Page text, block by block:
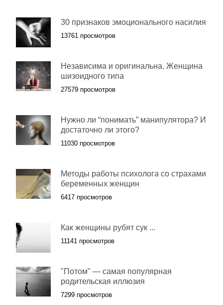
30 признаков эмоционального насилия
13761 просмотров
Независима и оригинальна. Женщина
шизоидного типа
27579 просмотров
Нужно ли “понимать” манипулятора? И
достаточно ли этого?
11030 просмотров
Методы работы психолога со страхами
беременных женщин
6417 просмотров
Как женщины рубят сук ...
11141 просмотров
"Потом" — самая популярная
родительская иллюзия
7299 просмотров